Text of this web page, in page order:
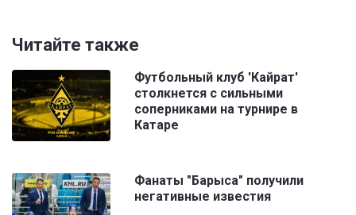
Читайте также
Футбольный клуб 'Кайрат'
столкнется с сильными
соперниками на турнире в
Катаре
Фанаты "Барыса" получили
негативные известия